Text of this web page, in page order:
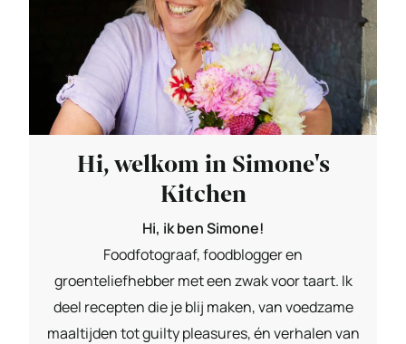
Hi, welkom in Simone's
Kitchen
Hi, ik ben Simone!
Foodfotograaf, foodblogger en
groenteliefhebber met een zwak voor taart. Ik
deel recepten die je blij maken, van voedzame
maaltijden tot guilty pleasures, én verhalen van